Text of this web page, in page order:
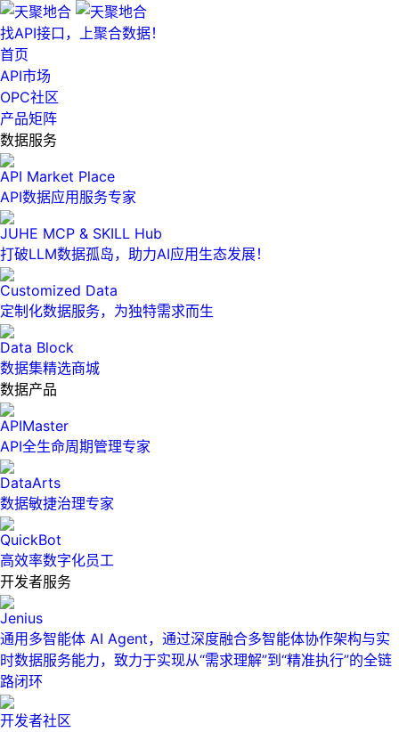
找API接口，上聚合数据！
首页
API市场
OPC社区
产品矩阵
数据服务
API Market Place
API数据应用服务专家
JUHE MCP & SKILL Hub
打破LLM数据孤岛，助力AI应用生态发展！
Customized Data
定制化数据服务，为独特需求而生
Data Block
数据集精选商城
数据产品
APIMaster
API全生命周期管理专家
DataArts
数据敏捷治理专家
QuickBot
高效率数字化员工
开发者服务
Jenius
通用多智能体 AI Agent，通过深度融合多智能体协作架构与实
时数据服务能力，致力于实现从“需求理解”到“精准执行”的全链
路闭环
开发者社区